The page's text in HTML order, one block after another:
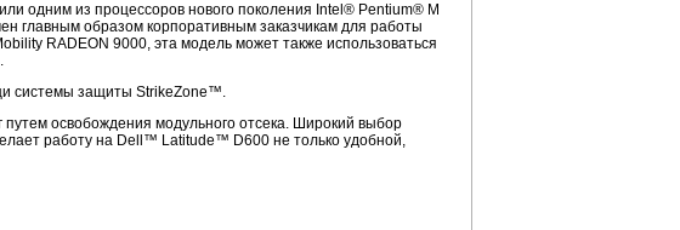
одним из процессоров нового поколения Intel® Pentium® M
главным образом корпоративным заказчикам для работы
RADEON 9000, эта модель может также использоваться
системы защиты StrikeZone™.
освобождения модульного отсека. Широкий выбор
работу на Dell™ Latitude™ D600 не только удобной,